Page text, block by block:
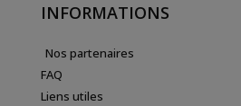
INFORMATIONS
Nos partenaires
FAQ
Liens utiles